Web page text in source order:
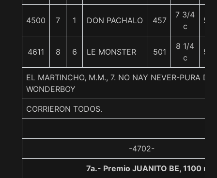
4500 7 1 DON PACHALO 457
7 3/4
c
53
4611 8 6 LE MONSTER 501
8 1/4
c
50
EL MARTINCHO, M.M., 7. NO NAY NEVER-PURA
WONDERBOY
CORRIERON TODOS.
-4702-
7a.- Premio JUANITO BE, 1100